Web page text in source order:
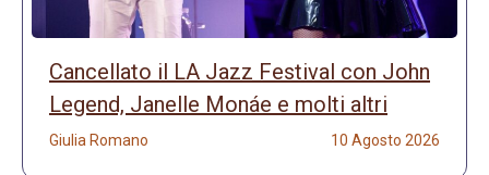
Cancellato il LA Jazz Festival con John
Legend, Janelle Monáe e molti altri
Giulia Romano 10 Agosto 2026